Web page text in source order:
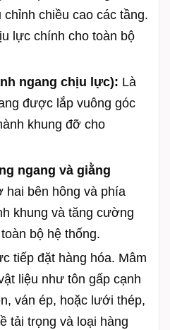
chỉnh chiều cao các tầng.
lực chính cho toàn bộ
ngang chịu lực): Là
được lắp vuông góc
khung đỡ cho
ngang và giằng
bên hông và phía
khung và tăng cường
bộ hệ thống.
tiếp đặt hàng hóa. Mâm
liệu như tôn gấp cạnh
ván ép, hoặc lưới thép,
tải trọng và loại hàng